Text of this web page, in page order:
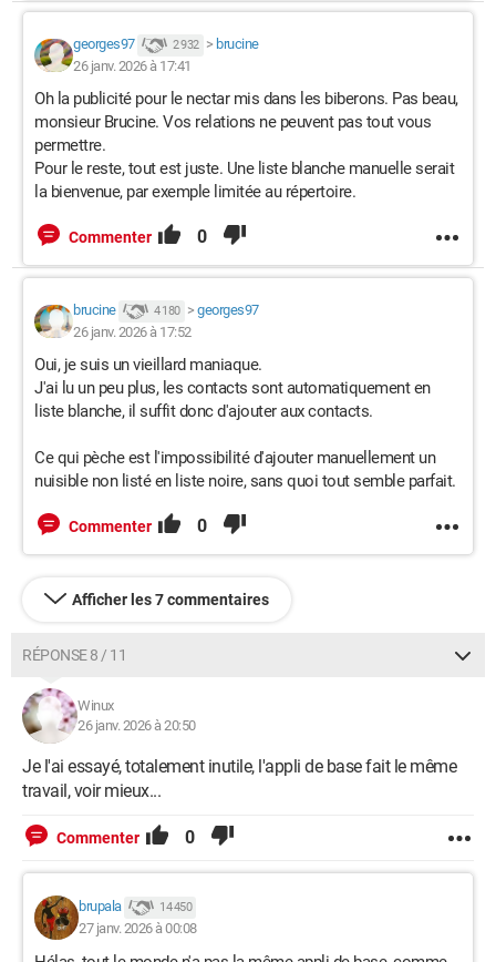
georges97 2 932 > brucine
26 janv. 2026 à 17:41
Oh la publicité pour le nectar mis dans les biberons. Pas beau,
monsieur Brucine. Vos relations ne peuvent pas tout vous
permettre.
Pour le reste, tout est juste. Une liste blanche manuelle serait
la bienvenue, par exemple limitée au répertoire.
Commenter 0
brucine 4 180 > georges97
26 janv. 2026 à 17:52
Oui, je suis un vieillard maniaque.
J'ai lu un peu plus, les contacts sont automatiquement en
liste blanche, il suffit donc d'ajouter aux contacts.
Ce qui pèche est l'impossibilité d'ajouter manuellement un
nuisible non listé en liste noire, sans quoi tout semble parfait.
Commenter 0
Afficher les 7 commentaires
RÉPONSE 8 / 11
Winux
26 janv. 2026 à 20:50
Je l'ai essayé, totalement inutile, l'appli de base fait le même
travail, voir mieux...
Commenter 0
brupala 14 450
27 janv. 2026 à 00:08